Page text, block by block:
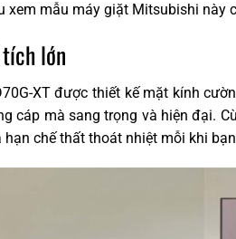
xem mẫu máy giặt Mitsubishi này
lớn
XT được thiết kế mặt kính
cáp mà sang trọng và hiện đại.
chế thất thoát nhiệt mỗi khi